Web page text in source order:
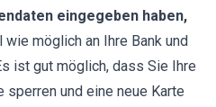
eingegeben haben,
möglich an Ihre Bank und
ist gut möglich, dass Sie Ihre
und eine neue Karte